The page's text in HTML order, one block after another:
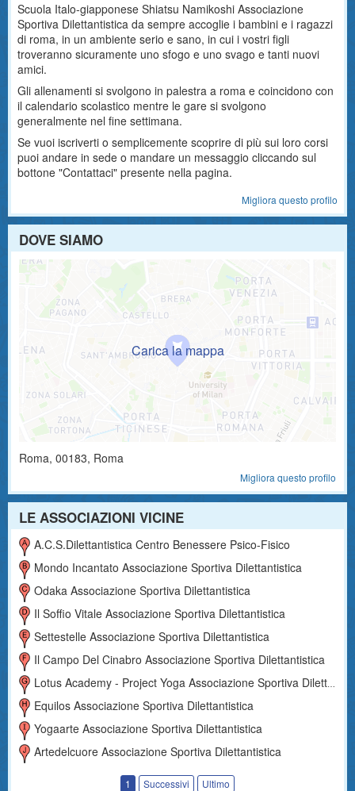
Scuola Italo-giapponese Shiatsu Namikoshi Associazione
Sportiva Dilettantistica da sempre accoglie i bambini e i ragazzi
di roma, in un ambiente serio e sano, in cui i vostri figli
troveranno sicuramente uno sfogo e uno svago e tanti nuovi
amici.
Gli allenamenti si svolgono in palestra a roma e coincidono con
il calendario scolastico mentre le gare si svolgono
generalmente nel fine settimana.
Se vuoi iscriverti o semplicemente scoprire di più sui loro corsi
puoi andare in sede o mandare un messaggio cliccando sul
bottone "Contattaci" presente nella pagina.
Migliora questo profilo
DOVE SIAMO
Roma, 00183, Roma
Migliora questo profilo
LE ASSOCIAZIONI VICINE
A.c.s.dilettantistica Centro Benessere Psico-Fisico
Mondo Incantato Associazione Sportiva Dilettantistica
Odaka Associazione Sportiva Dilettantistica
Il Soffio Vitale Associazione Sportiva Dilettantistica
Settestelle Associazione Sportiva Dilettantistica
Il Campo Del Cinabro Associazione Sportiva Dilettantistica
Lotus Academy - Project Yoga Associazione Sportiva Dilettantistica
Equilos Associazione Sportiva Dilettantistica
Yogaarte Associazione Sportiva Dilettantistica
Artedelcuore Associazione Sportiva Dilettantistica
1 Successivi Ultimo